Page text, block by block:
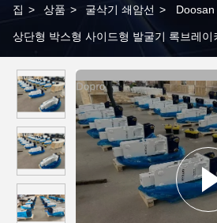
집 > 상품 > 굴삭기 쇄암선 >
상단형 박스형 사이드형 발굴기 록브레